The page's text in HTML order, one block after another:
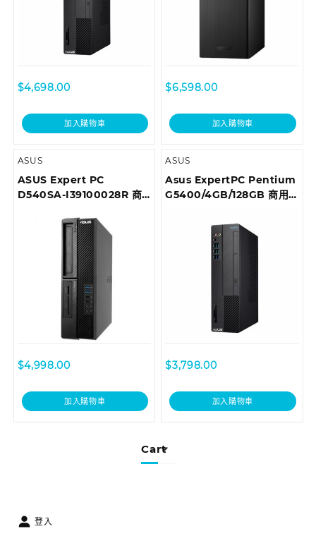
Cart
$4,698.00
加入購物車
$6,598.00
加入購物車
ASUS
ASUS Expert PC
D540SA-I39100028R 商
$4,998.00
加入購物車
ASUS
Asus ExpertPC Pentium
G5400/4GB/128GB 商用
0G5400002T
$3,798.00
加入購物車
登入